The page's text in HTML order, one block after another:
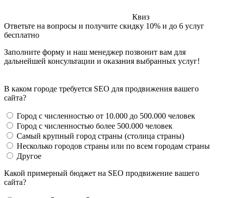
Квиз
Ответьте на вопросы и получите скидку 10% и до 6 услуг
бесплатно
Заполните форму и наш менеджер позвонит вам для
дальнейшей консультации и оказания выбранных услуг!
В каком городе требуется SEO для продвижения вашего
сайта?
Город с численностью от 10.000 до 500.000 человек
Город с численностью более 500.000 человек
Самый крупный город страны (столица страны)
Несколько городов страны или по всем городам страны
Другое
Какой примерный бюджет на SEO продвижение вашего
сайта?